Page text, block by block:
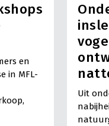
en
in MFL-
Uit